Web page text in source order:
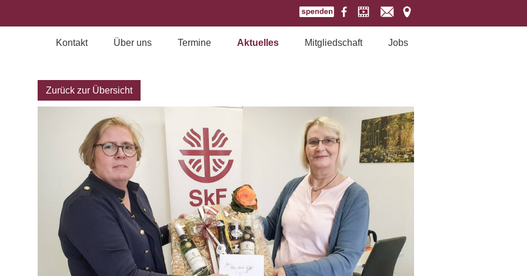
Kontakt Über uns Termine
Aktuelles
Mitgliedschaft Jobs
Zurück zur Übersicht